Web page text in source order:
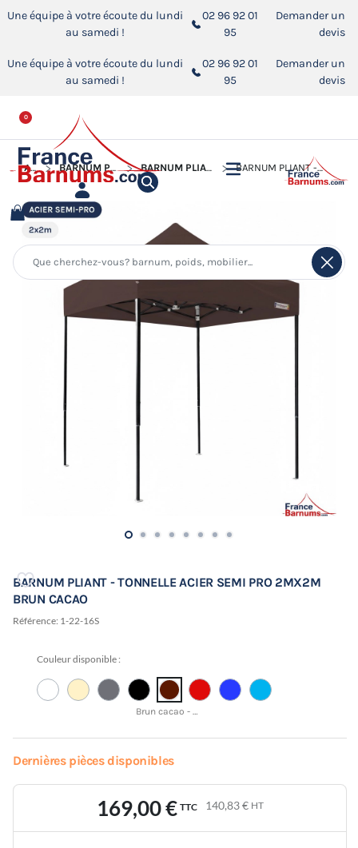
Une équipe à votre écoute du lundi
au samedi !
02 96 92 01
95
Demander un
devis
Une équipe à votre écoute du lundi
au samedi !
02 96 92 01
95
Demander un
devis
0
ACCUEIL BARNUM PLIANT - TONNELLE ACIER SEMI PRO BARNUM PLIANT - TONNELLE ACIER SEMI PRO 2MX2M BARNUM PLIANT - TONNELLE ACIER SEMI PRO 2MX2M BRUN CACAO
BARNUM PLIANT - TONNELLE ACIER SEMI PRO 2MX2M
BRUN CACAO
Référence: 1-22-16S
Couleur disponible :
Brun cacao - PANTONE 19-1431 TCX
Dernières pièces disponibles
169,00 € TTC 140,83 € HT